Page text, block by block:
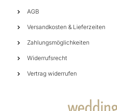
AGB
Versandkosten & Lieferzeiten
Zahlungsmöglichkeiten
Widerrufsrecht
Vertrag widerrufen